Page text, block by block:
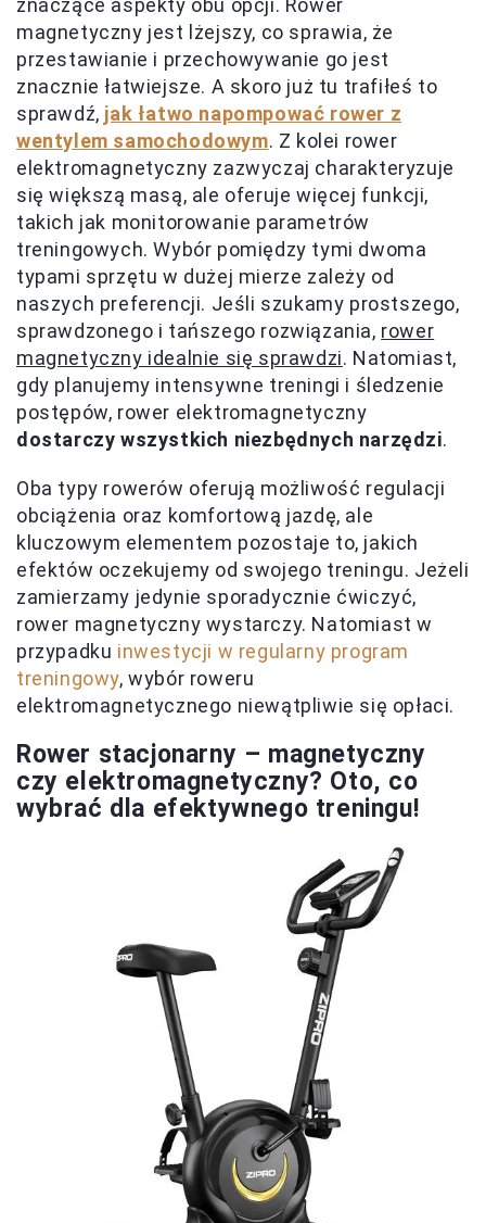
znaczące aspekty obu opcji. Rower
magnetyczny jest lżejszy, co sprawia, że
przestawianie i przechowywanie go jest
znacznie łatwiejsze. A skoro już tu trafiłeś to
sprawdź, jak łatwo napompować rower z
wentylem samochodowym. Z kolei rower
elektromagnetyczny zazwyczaj charakteryzuje
się większą masą, ale oferuje więcej funkcji,
takich jak monitorowanie parametrów
treningowych. Wybór pomiędzy tymi dwoma
typami sprzętu w dużej mierze zależy od
naszych preferencji. Jeśli szukamy prostszego,
sprawdzonego i tańszego rozwiązania, rower
magnetyczny idealnie się sprawdzi. Natomiast,
gdy planujemy intensywne treningi i śledzenie
postępów, rower elektromagnetyczny
dostarczy wszystkich niezbędnych narzędzi.
Oba typy rowerów oferują możliwość regulacji
obciążenia oraz komfortową jazdę, ale
kluczowym elementem pozostaje to, jakich
efektów oczekujemy od swojego treningu. Jeżeli
zamierzamy jedynie sporadycznie ćwiczyć,
rower magnetyczny wystarczy. Natomiast w
przypadku inwestycji w regularny program
treningowy, wybór roweru
elektromagnetycznego niewątpliwie się opłaci.
Rower stacjonarny – magnetyczny
czy elektromagnetyczny? Oto, co
wybrać dla efektywnego treningu!